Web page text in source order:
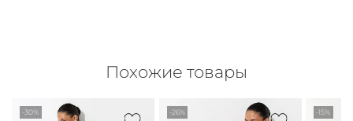
Похожие товары
-30% -26% -15%